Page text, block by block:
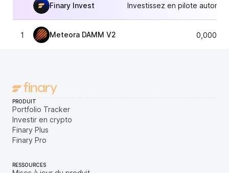
Finary Invest Investissez en pilote
1 Meteora DAMM V2
PRODUIT
Portfolio Tracker
Investir en crypto
Finary Plus
Finary Pro
RESSOURCES